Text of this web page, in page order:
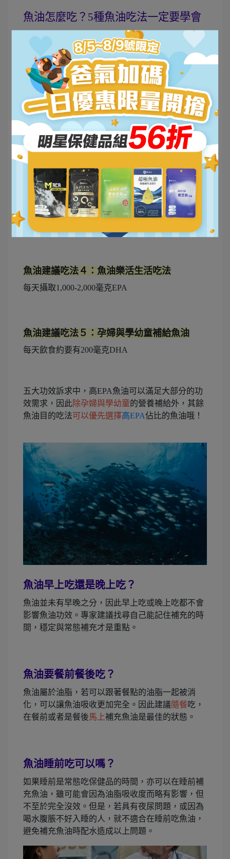
魚油怎麼吃？5種魚油吃法一定要學會
依照不同需求，魚油的攝取量也有所不同，以下是
根據EPA與DHA 五大功效訴求，列出建議攝取量：
魚油建議吃法１：魚油調整體質吃法
每天約1,000毫克的omega-3脂肪酸(EPA+DHA)
魚油建議吃法２：魚油促進新陳代謝吃法
每天1,000-1,500毫克的omega-3脂肪酸
(EPA+DHA)，以高EPA為佳
魚油建議吃法３：魚油晶亮保養吃法
每天攝取至少700毫克omega-3脂肪酸(EPA+DHA)
魚油建議吃法４：魚油樂活生活吃法
每天攝取1,000-2,000毫克EPA
魚油建議吃法５：孕婦與學幼童補給魚油
每天飲食約要有200毫克DHA
五大功效訴求中，高EPA魚油可以滿足大部分的功
效需求，因此除孕婦與學幼童的營養補給外，其餘
魚油目的吃法可以優先選擇高EPA佔比的魚油哦！
魚油早上吃還是晚上吃？
魚油並未有早晚之分，因此早上吃或晚上吃都不會
影響魚油功效。專家建議找尋自己能記住補充的時
間，穩定與常態補充才是重點。
魚油要餐前餐後吃？
魚油屬於油脂，若可以跟著餐點的油脂一起被消
化，可以讓魚油吸收更加完全。因此建議隨餐吃，
在餐前或者是餐後馬上補充魚油是最佳的狀態。
魚油睡前吃可以嗎？
如果睡前是常態吃保健品的時間，亦可以在睡前補
充魚油，雖可能會因為油脂吸收度而略有影響，但
不至於完全沒效。但是，若具有夜尿問題，或因為
喝水腹脹不好入睡的人，就不適合在睡前吃魚油，
避免補充魚油時配水造成以上問題。